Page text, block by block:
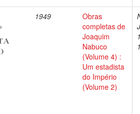
1949
Obras
completas de
Joaquim
Nabuco
(Volume 4) :
Um estadista
do Império
(Volume 2)